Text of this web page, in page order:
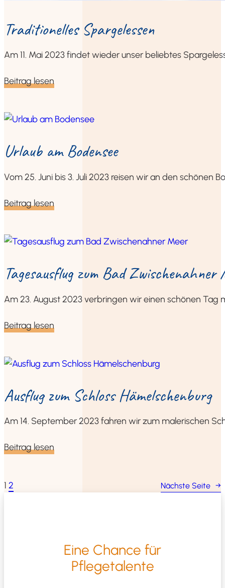
Tra­di­tio­nel­les Spargelessen
Am 11. Mai 2023 fin­det wie­der unser belieb­tes
Bei­trag lesen
Urlaub am Bodensee
Vom 25. Juni bis 3. Juli 2023 rei­sen wir an den schö­nen
Bei­trag lesen
Tages­aus­flug zum Bad Zwi­schen­ah­ner
Am 23. August 2023 ver­brin­gen wir einen schö­nen
Bei­trag lesen
Aus­flug zum Schloss Hämelschenburg
Am 14. Sep­tem­ber 2023 fah­ren wir zum male­ri­schen
Bei­trag lesen
1 2 Nächs­te Sei­te →
Eine Chan­ce für
Pflegetalente